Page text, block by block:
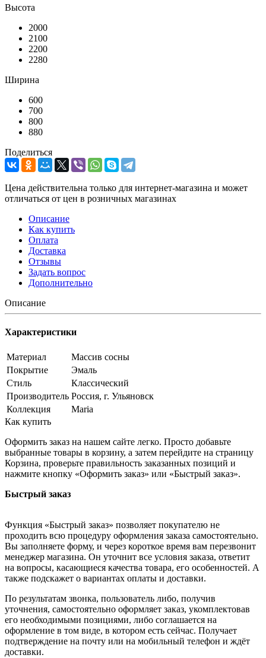
Высота
2000
2100
2200
2280
Ширина
600
700
800
880
Поделиться
Цена действительна только для интернет-магазина и может
отличаться от цен в розничных магазинах
Описание
Как купить
Оплата
Доставка
Отзывы
Задать вопрос
Дополнительно
Описание
Характеристики
Материал
Массив сосны
Покрытие
Эмаль
Стиль
Классический
Производитель Россия, г. Ульяновск
Коллекция
Maria
Как купить
Оформить заказ на нашем сайте легко. Просто добавьте
выбранные товары в корзину, а затем перейдите на страницу
Корзина, проверьте правильность заказанных позиций и
нажмите кнопку «Оформить заказ» или «Быстрый заказ».
Быстрый заказ
Функция «Быстрый заказ» позволяет покупателю не
проходить всю процедуру оформления заказа самостоятельно.
Вы заполняете форму, и через короткое время вам перезвонит
менеджер магазина. Он уточнит все условия заказа, ответит
на вопросы, касающиеся качества товара, его особенностей. А
также подскажет о вариантах оплаты и доставки.
По результатам звонка, пользователь либо, получив
уточнения, самостоятельно оформляет заказ, укомплектовав
его необходимыми позициями, либо соглашается на
оформление в том виде, в котором есть сейчас. Получает
подтверждение на почту или на мобильный телефон и ждёт
доставки.